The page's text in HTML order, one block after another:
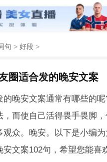
句 > 好段 >
圈适合发的晚安文案
的晚安文案通常有哪些的
而使自己活得畏手畏脚，
观众。晚安。以下是小编
安文案102句，希望您能喜